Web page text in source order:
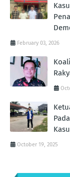
February 03, 2026
October 19, 2025